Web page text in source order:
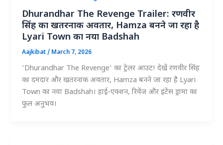
Dhurandhar The Revenge Trailer: रणवीर
सिंह का खतरनाक अवतार, Hamza बनने जा रहा है
Lyari Town का नया Badshah
Aajkibat/ March 7, 2026
‘Dhurandhar The Revenge’ का ट्रेलर आउट! देखें रणवीर सिंह
का दमदार और खतरनाक अवतार, Hamza बनने जा रहा है Lyari
Town का नया Badshah। हाई-एक्शन, रिवेंज और इंटेंस ड्रामा का
फुल अनुभव।